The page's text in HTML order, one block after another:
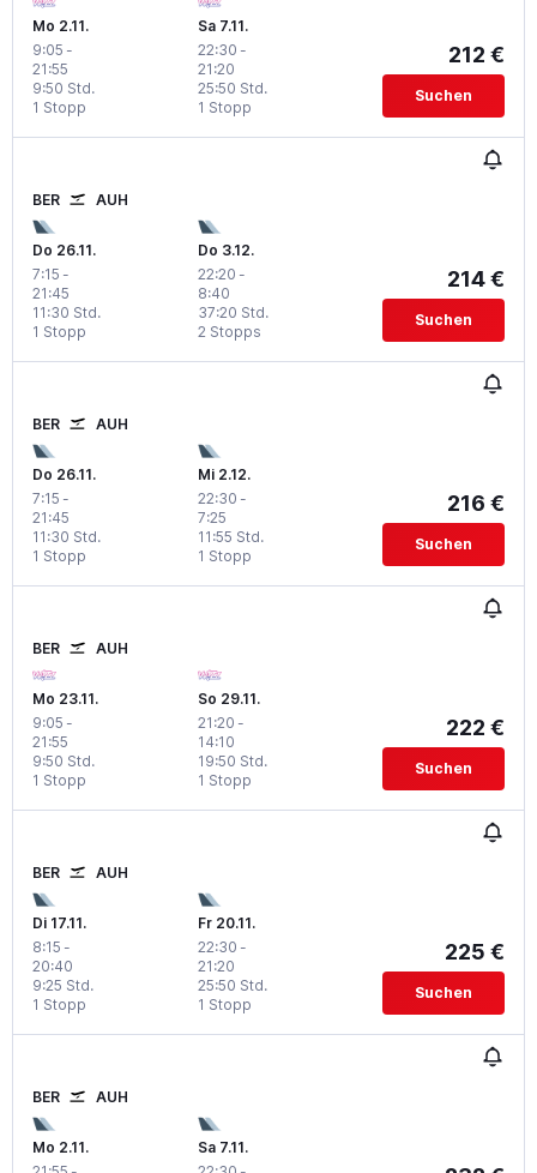
Mo 2.11.
9:05 -
21:55
1 Stopp
9:50 Std.
Sa 7.11.
22:30 -
21:20
1 Stopp
25:50 Std.
212 €
Suchen
BER AUH
Do 26.11.
7:15 -
21:45
1 Stopp
11:30 Std.
Do 3.12.
22:20 -
8:40
2 Stopps
37:20 Std.
214 €
Suchen
BER AUH
Do 26.11.
7:15 -
21:45
1 Stopp
11:30 Std.
Mi 2.12.
22:30 -
7:25
1 Stopp
11:55 Std.
216 €
Suchen
BER AUH
Mo 23.11.
9:05 -
21:55
1 Stopp
9:50 Std.
So 29.11.
21:20 -
14:10
1 Stopp
19:50 Std.
222 €
Suchen
BER AUH
Di 17.11.
8:15 -
20:40
1 Stopp
9:25 Std.
Fr 20.11.
22:30 -
21:20
1 Stopp
25:50 Std.
225 €
Suchen
BER AUH
Mo 2.11.
Sa 7.11.